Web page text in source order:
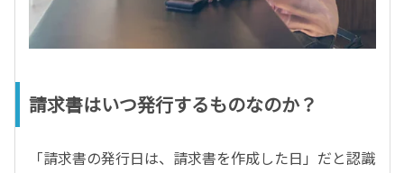
請求書はいつ発行するものなのか？
「請求書の発行日は、請求書を作成した日」だと認識